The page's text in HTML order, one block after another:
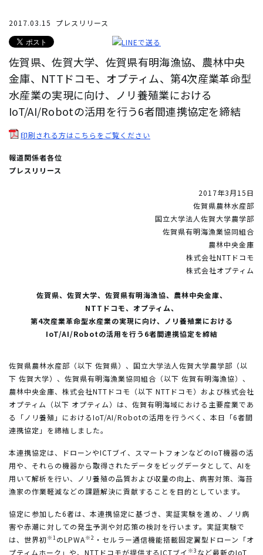
2017.03.15 プレスリリース
佐賀県、佐賀大学、佐賀県有明海漁協、農林中央
金庫、NTTドコモ、オプティム、第4次産業革命型
水産業の実現に向け、ノリ養殖業における
IoT/AI/Robotの活用を行う6者間連携協定を締結
印刷される方はこちらをご覧ください
報道関係者各位
プレスリリース
2017年3月15日
佐賀県農林水産部
国立大学法人佐賀大学農学部
佐賀県有明海漁業協同組合
農林中央金庫
株式会社NTTドコモ
株式会社オプティム
佐賀県、佐賀大学、佐賀県有明海漁協、農林中央金庫、
NTTドコモ、オプティム、
第4次産業革命型水産業の実現に向け、ノリ養殖業における
IoT/AI/Robotの活用を行う6者間連携協定を締結
佐賀県農林水産部（以下 佐賀県）、国立大学法人佐賀大学農学部（以
下 佐賀大学）、佐賀県有明海漁業協同組合（以下 佐賀有明海漁協）、
農林中央金庫、株式会社NTTドコモ（以下 NTTドコモ）および株式会社
オプティム（以下 オプティム）は、佐賀有明海域における主要産業であ
る「ノリ養殖」におけるIoT/AI/Robotの活用を行うべく、本日「6者間
連携協定」を締結しました。
本連携協定は、ドローンやICTブイ、スマートフォンなどのIoT機器の活
用や、それらの機器から取得されたデータをビッグデータとして、AIを
用いて解析を行い、ノリ養殖の品質および収量の向上、病害対策、海苔
漁家の作業軽減などの課題解決に貢献することを目的としています。
協定に参加した6者は、本連携協定に基づき、実証実験を進め、ノリ病
害や赤潮に対しての発生予測や対応策の検討を行います。実証実験で
は、世界初※1のLPWA※2 ・セルラー通信機能搭載固定翼型ドローン「オ
プティムホーク」や、NTTドコモが提供するICTブイ ※3 など最新のIoT